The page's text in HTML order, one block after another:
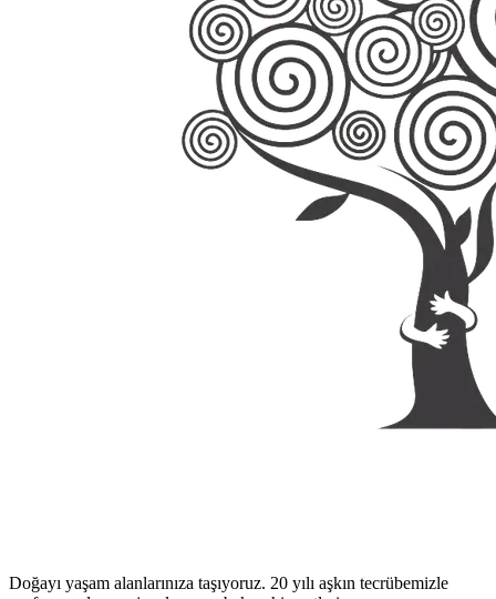
Doğayı yaşam alanlarınıza taşıyoruz. 20 yılı aşkın tecrübemizle